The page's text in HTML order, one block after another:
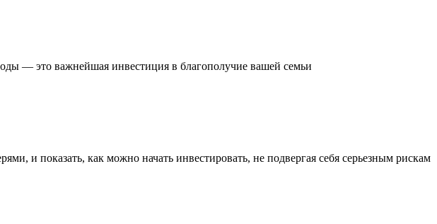
— это важнейшая инвестиция в благополучие вашей семьи
и показать, как можно начать инвестировать, не подвергая себя серьезным рискам